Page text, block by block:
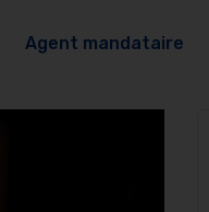
Agent mandataire